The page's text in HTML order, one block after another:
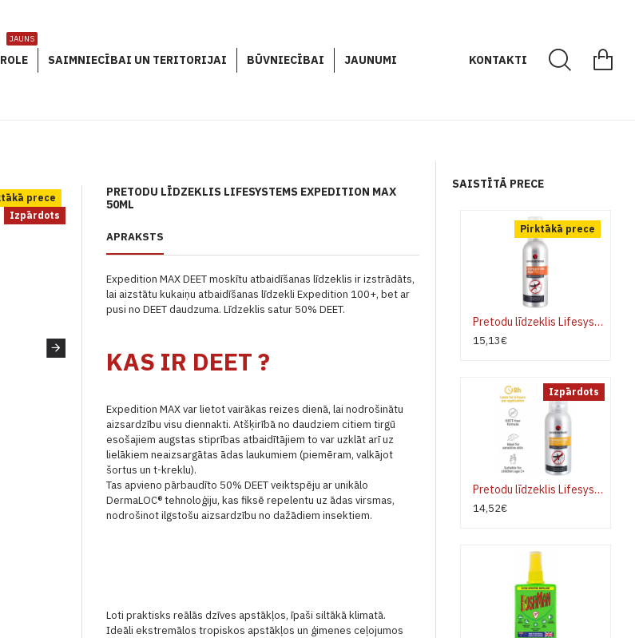
JAUNS
SAIMNIECĪBAI UN TERITORIJAI BŪVNIECĪBAI JAUNUMI KONTAKTI
prece
Izpārdots
PRETODU LĪDZEKLIS LIFESYSTEMS EXPEDITION MAX
50ML
APRAKSTS
Expedition MAX DEET moskītu atbaidīšanas līdzeklis ir izstrādāts,
lai aizstātu kukaiņu atbaidīšanas līdzekli Expedition 100+, bet ar
pusi no DEET daudzuma. Līdzeklis satur 50% DEET.
KAS IR DEET ?
Expedition MAX var lietot vairākas reizes dienā, lai nodrošinātu
aizsardzību visu diennakti. Atšķirībā no daudziem citiem tirgū
esošajiem augstas stiprības atbaidītājiem to var uzklāt arī uz
lielākiem neaizsargātas ādas laukumiem (piemēram, valkājot
šortus un t-kreklu).
Tas apvieno pārbaudīto 50% DEET veiktspēju ar unikālo
DermaLOC® tehnoloģiju, kas fiksē repelentu uz ādas virsmas,
nodrošinot ilgstošu aizsardzību no dažādiem insektiem.
Loti praktisks reālās dzīves apstākļos, īpaši siltākā klimatā.
Ideāli ekstremālos tropiskos apstākļos un ģimenes ceļojumos
SAISTĪTĀ PRECE
Pirktākā prece
Pretodu līdzeklis Lifesystems Expedition 50 PRO 100ml
15,13€
Izpārdots
Pretodu līdzeklis Lifesystems Expedition Sensitive 100 ml
14,52€